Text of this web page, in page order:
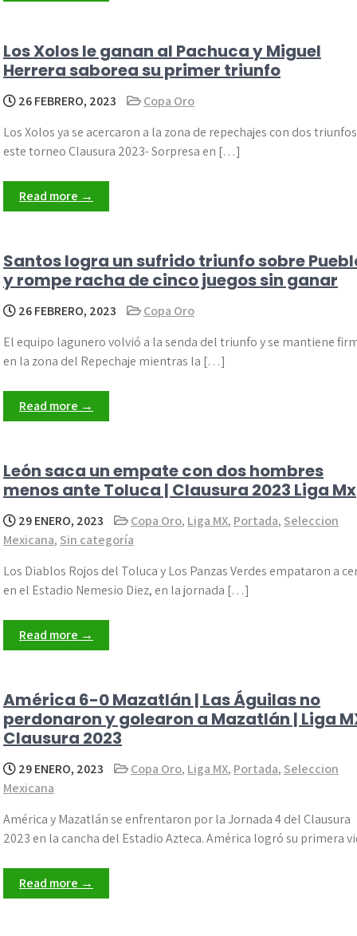
Los Xolos le ganan al Pachuca y Miguel
Herrera saborea su primer triunfo
26 FEBRERO, 2023
Copa Oro
Los Xolos ya se acercaron a la zona de repechajes con dos
este torneo Clausura 2023- Sorpresa en […]
Read more →
Santos logra un sufrido triunfo sobre
y rompe racha de cinco juegos sin ganar
26 FEBRERO, 2023
Copa Oro
El equipo lagunero volvió a la senda del triunfo y se mantiene
en la zona del Repechaje mientras la […]
Read more →
León saca un empate con dos hombres
menos ante Toluca | Clausura 2023 Liga Mx
29 ENERO, 2023 Copa Oro, Liga MX, Portada, Seleccion
Mexicana, Sin categoría
Los Diablos Rojos del Toluca y Los Panzas Verdes empataron a
en el Estadio Nemesio Diez, en la jornada […]
Read more →
América 6-0 Mazatlán | Las Águilas no
perdonaron y golearon a Mazatlán | Liga
Clausura 2023
29 ENERO, 2023 Copa Oro, Liga MX, Portada, Seleccion
Mexicana
América y Mazatlán se enfrentaron por la Jornada 4 del Clausura
2023 en la cancha del Estadio Azteca. América logró su primera
Read more →